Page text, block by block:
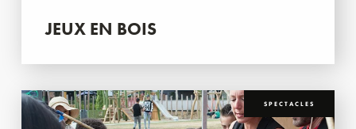
JEUX EN BOIS
SPECTACLES